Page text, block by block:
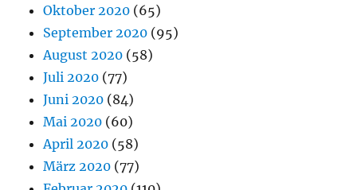
Oktober 2020 (65)
September 2020 (95)
August 2020 (58)
Juli 2020 (77)
Juni 2020 (84)
Mai 2020 (60)
April 2020 (58)
März 2020 (77)